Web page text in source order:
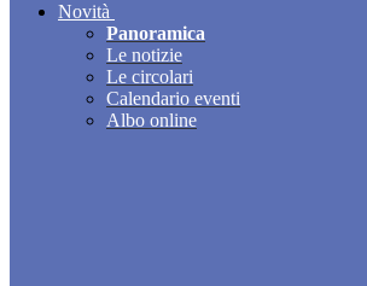
Novità
Panoramica
Le notizie
Le circolari
Calendario eventi
Albo online